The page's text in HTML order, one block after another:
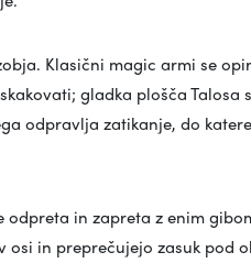
Klasični magic armi se
gladka plošča
odpravlja zatikanje, do
in zapreta z enim
osi in preprečujejo zasuk pod